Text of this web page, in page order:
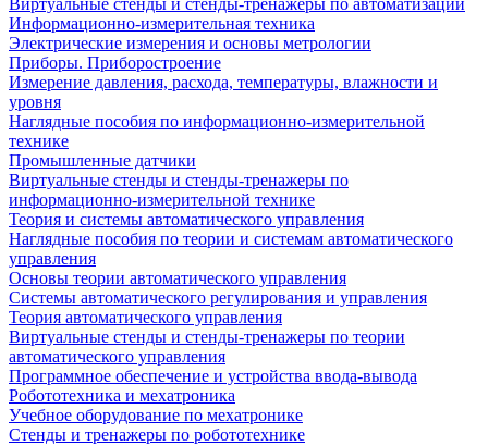
Виртуальные стенды и стенды-тренажеры по автоматизации
Информационно-измерительная техника
Электрические измерения и основы метрологии
Приборы. Приборостроение
Измерение давления, расхода, температуры, влажности и
уровня
Наглядные пособия по информационно-измерительной
технике
Промышленные датчики
Виртуальные стенды и стенды-тренажеры по
информационно-измерительной технике
Теория и системы автоматического управления
Наглядные пособия по теории и системам автоматического
управления
Основы теории автоматического управления
Системы автоматического регулирования и управления
Теория автоматического управления
Виртуальные стенды и стенды-тренажеры по теории
автоматического управления
Программное обеспечение и устройства ввода-вывода
Робототехника и мехатроника
Учебное оборудование по мехатронике
Стенды и тренажеры по робототехнике